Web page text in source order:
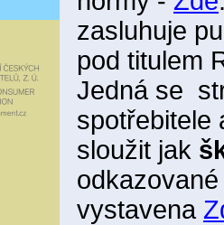
zasluhuje
pod titulem
Jedná se
spotřebitele
sloužit jak
vystavena